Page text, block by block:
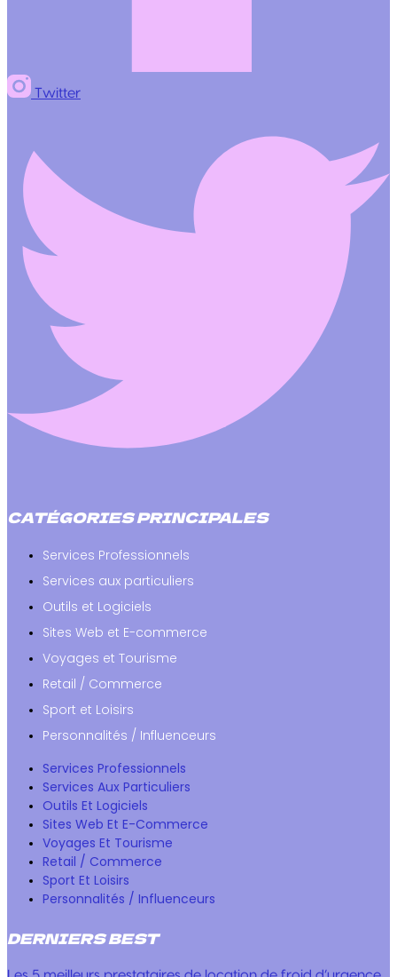
Twitter
CATÉGORIES PRINCIPALES
Services Professionnels
Services aux particuliers
Outils et Logiciels
Sites Web et E-commerce
Voyages et Tourisme
Retail / Commerce
Sport et Loisirs
Personnalités / Influenceurs
Services Professionnels
Services Aux Particuliers
Outils Et Logiciels
Sites Web Et E-Commerce
Voyages Et Tourisme
Retail / Commerce
Sport Et Loisirs
Personnalités / Influenceurs
DERNIERS BEST